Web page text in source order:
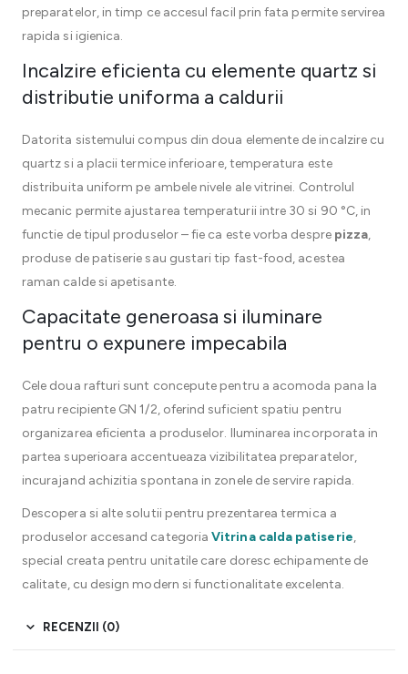
preparatelor, in timp ce accesul facil prin fata permite servirea
rapida si igienica.
Incalzire eficienta cu elemente quartz si
distributie uniforma a caldurii
Datorita sistemului compus din doua elemente de incalzire cu
quartz si a placii termice inferioare, temperatura este
distribuita uniform pe ambele nivele ale vitrinei. Controlul
mecanic permite ajustarea temperaturii intre 30 si 90 °C, in
functie de tipul produselor – fie ca este vorba despre pizza,
produse de patiserie sau gustari tip fast-food, acestea
raman calde si apetisante.
Capacitate generoasa si iluminare
pentru o expunere impecabila
Cele doua rafturi sunt concepute pentru a acomoda pana la
patru recipiente GN 1/2, oferind suficient spatiu pentru
organizarea eficienta a produselor. Iluminarea incorporata in
partea superioara accentueaza vizibilitatea preparatelor,
incurajand achizitia spontana in zonele de servire rapida.
Descopera si alte solutii pentru prezentarea termica a
produselor accesand categoriaVitrina calda patiserie,
special creata pentru unitatile care doresc echipamente de
calitate, cu design modern si functionalitate excelenta.
RECENZII (0)